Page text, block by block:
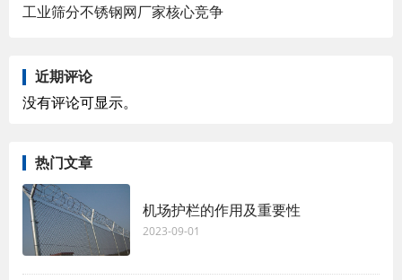
工业筛分不锈钢网厂家核心竞争
近期评论
没有评论可显示。
热门文章
机场护栏的作用及重要性
2023-09-01